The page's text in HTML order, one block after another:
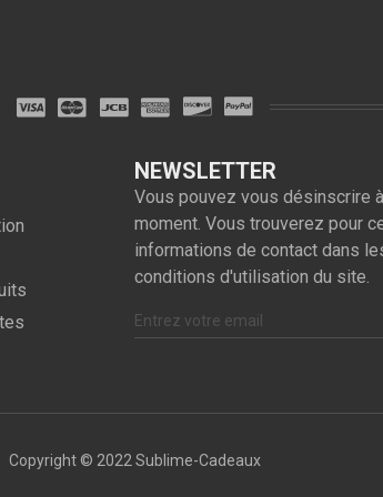
NEWSLETTER
Vous pouvez vous désinscrire
moment. Vous trouverez pour
informations de contact dans
conditions d'utilisation du site.
Copyright © 2022 Sublime-Cadeaux